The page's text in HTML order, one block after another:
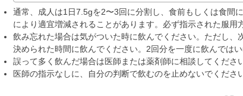
通常、成人は1日7.5gを2〜3回に分割し、食前もしくは食間
により適宜増減されることがあります。必ず指示された服用
飲み忘れた場合は気がついた時に飲んでください。ただし
決められた時間に飲んでください。2回分を一度に飲んではい
誤って多く飲んだ場合は医師または薬剤師に相談してください
医師の指示なしに、自分の判断で飲むのを止めないでください